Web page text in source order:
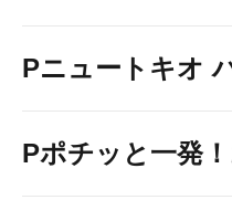
Pニュートキオ
Pポチッと一発